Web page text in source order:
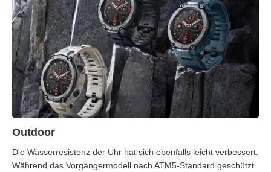
Outdoor
Die Wasserresistenz der Uhr hat sich ebenfalls leicht verbessert.
Während das Vorgängermodell nach ATM5-Standard geschützt